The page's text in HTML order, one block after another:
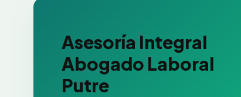
Asesoría Integral
Abogado Laboral
Putre